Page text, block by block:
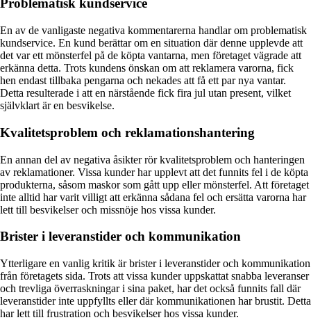
Problematisk kundservice
En av de vanligaste negativa kommentarerna handlar om problematisk
kundservice. En kund berättar om en situation där denne upplevde att
det var ett mönsterfel på de köpta vantarna, men företaget vägrade att
erkänna detta. Trots kundens önskan om att reklamera varorna, fick
hen endast tillbaka pengarna och nekades att få ett par nya vantar.
Detta resulterade i att en närstående fick fira jul utan present, vilket
självklart är en besvikelse.
Kvalitetsproblem och reklamationshantering
En annan del av negativa åsikter rör kvalitetsproblem och hanteringen
av reklamationer. Vissa kunder har upplevt att det funnits fel i de köpta
produkterna, såsom maskor som gått upp eller mönsterfel. Att företaget
inte alltid har varit villigt att erkänna sådana fel och ersätta varorna har
lett till besvikelser och missnöje hos vissa kunder.
Brister i leveranstider och kommunikation
Ytterligare en vanlig kritik är brister i leveranstider och kommunikation
från företagets sida. Trots att vissa kunder uppskattat snabba leveranser
och trevliga överraskningar i sina paket, har det också funnits fall där
leveranstider inte uppfyllts eller där kommunikationen har brustit. Detta
har lett till frustration och besvikelser hos vissa kunder.